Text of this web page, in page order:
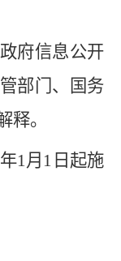
府信息公开
部门、国务
释。
1月1日起施